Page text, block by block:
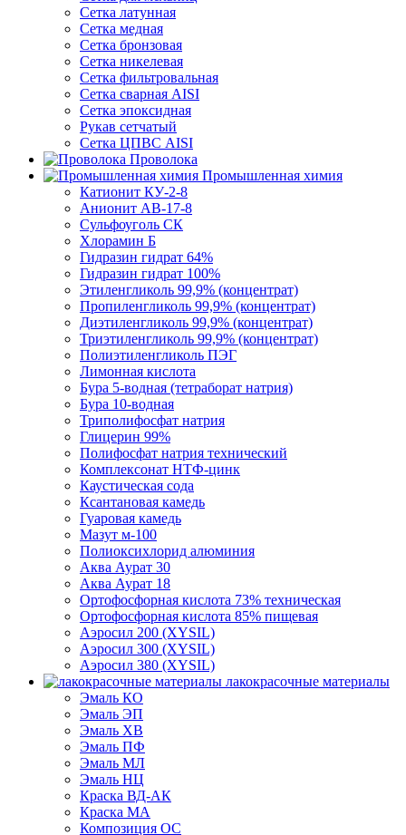
Сетка латунная
Сетка медная
Сетка бронзовая
Сетка никелевая
Сетка фильтровальная
Сетка сварная AISI
Сетка эпоксидная
Рукав сетчатый
Сетка ЦПВС AISI
Проволока
Промышленная химия
Катионит КУ-2-8
Анионит АВ-17-8
Сульфоуголь СК
Хлорамин Б
Гидразин гидрат 64%
Гидразин гидрат 100%
Этиленгликоль 99,9% (концентрат)
Пропиленгликоль 99,9% (концентрат)
Диэтиленгликоль 99,9% (концентрат)
Триэтиленгликоль 99,9% (концентрат)
Полиэтиленгликоль ПЭГ
Лимонная кислота
Бура 5-водная (тетраборат натрия)
Бура 10-водная
Триполифосфат натрия
Глицерин 99%
Полифосфат натрия технический
Комплексонат НТФ-цинк
Каустическая сода
Ксантановая камедь
Гуаровая камедь
Мазут м-100
Полиоксихлорид алюминия
Аква Аурат 30
Аква Аурат 18
Ортофосфорная кислота 73% техническая
Ортофосфорная кислота 85% пищевая
Аэросил 200 (XYSIL)
Аэросил 300 (XYSIL)
Аэросил 380 (XYSIL)
лакокрасочные материалы
Эмаль КО
Эмаль ЭП
Эмаль ХВ
Эмаль ПФ
Эмаль МЛ
Эмаль НЦ
Краска ВД-АК
Краска МА
Композиция ОС